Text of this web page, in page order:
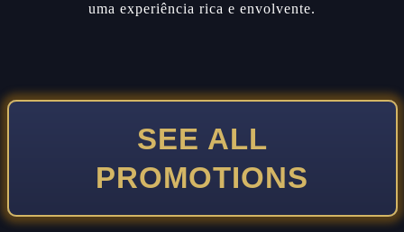
uma experiência rica e envolvente.
SEE ALL
PROMOTIONS